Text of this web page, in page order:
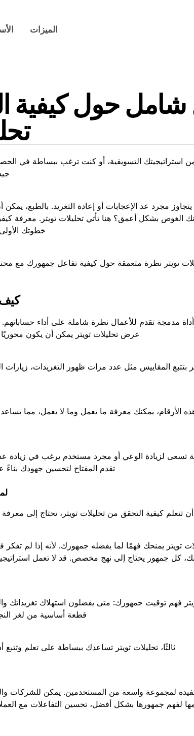
الميزات
شامل حول كيفية
يتجاوز مجرد عد الإعجابات أو إعادة التغريد. بالطبع،
الغوص بشكل أعمق؟ هنا تأتي تحليلات تويتر. معرفة
خطوتك
تويتر نظرة متعمقة حول كيفية تفاعل جمهورك مع
مدمجة تقدم للأعمال نظرة شاملة على أداء
عرض تحليلات تويتر يمكن أن يكون
بتتبع المقاييس مثل عدد مرات ظهور التغريدات، زيارات
الأرقام، يمكنك معرفة ما يعمل وما لا يعمل، مما
تسعى لزيادة الوعي أو مجرد مستخدم يرغب في زيادة عدد
تقدم المفتاح لتحسين جهودك بناءً
تتعلم كيفية التحقق من تحليلات تويتر، تحتاج إلى معرفة
تويتر يمنحك فهمًا لما يفضله جمهورك. لأنه إذا لم
كل جمهور يحتاج إلى نهج مخصص. قد لا تعمل
تويتر فهم توقيت جمهورك: متى يفضلون استهلاك تغريداتك
قطعة أساسية من لغز
ثالثًا، تحليلات تويتر تساعدك ببساطة على تعلم
لمجموعة واسعة من المستخدمين. يمكن للشركات
لفهم جمهورها بشكل أفضل، تحسين التفاعلات مع